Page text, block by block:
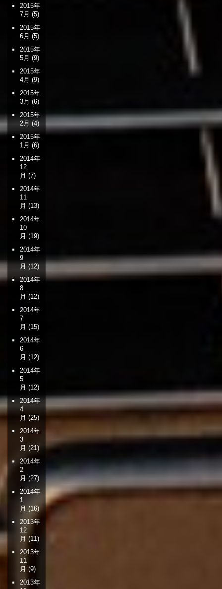
2015年
7月 (5)
2015年
6月 (5)
2015年
5月 (9)
2015年
4月 (9)
2015年
3月 (6)
2015年
2月 (4)
2015年
1月 (6)
2014年
12
月 (7)
2014年
11
月 (13)
2014年
10
月 (19)
2014年
9
月 (12)
2014年
8
月 (12)
2014年
7
月 (15)
2014年
6
月 (12)
2014年
5
月 (12)
2014年
4
月 (25)
2014年
3
月 (21)
2014年
2
月 (27)
2014年
1
月 (16)
2013年
12
月 (11)
2013年
11
月 (9)
2013年